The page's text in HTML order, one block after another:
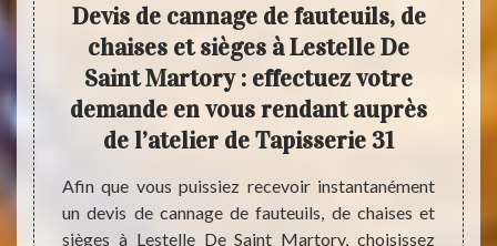
31
à
Devis de cannage de fauteuils, de
chaises et sièges à Lestelle De
Saint Martory : effectuez votre
demande en vous rendant auprès
de l’atelier de Tapisserie 31
Afin que vous puissiez recevoir instantanément
un devis de cannage de fauteuils, de chaises et
sièges à Lestelle De Saint Martory, choisissez